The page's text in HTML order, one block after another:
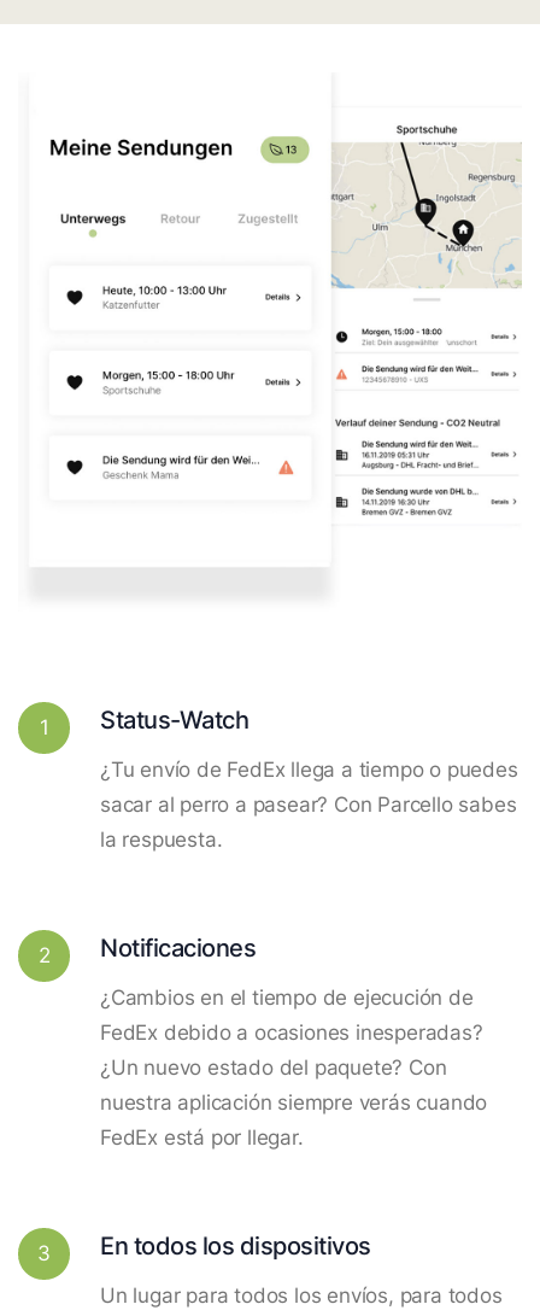
1 Status-Watch
¿Tu envío de FedEx llega a tiempo o puedes
sacar al perro a pasear? Con Parcello sabes
la respuesta.
2 Notificaciones
¿Cambios en el tiempo de ejecución de
FedEx debido a ocasiones inesperadas?
¿Un nuevo estado del paquete? Con
nuestra aplicación siempre verás cuando
FedEx está por llegar.
3 En todos los dispositivos
Un lugar para todos los envíos, para todos